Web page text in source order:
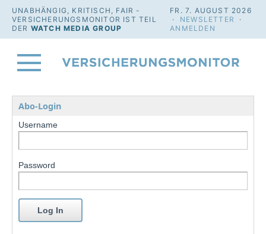
UNABHÄNGIG, KRITISCH, FAIR -
VERSICHERUNGSMONITOR IST TEIL
DER WATCH MEDIA GROUP
FR. 7. AUGUST 2026
· NEWSLETTER
·
ANMELDEN
Abo-Login
Username
Password